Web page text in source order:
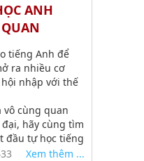
ANH
tiếng Anh để
ra nhiều cơ
nhập với thế
vô cùng quan
hãy cùng tìm
đầu tự học tiếng
Xem thêm ...